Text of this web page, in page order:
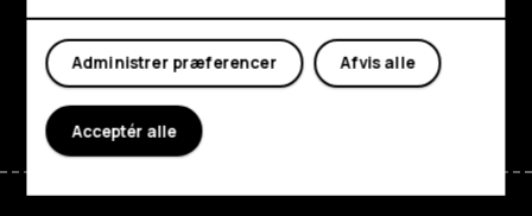
Min konto
Support
FacebookInstagram
TiktokYoutubeLinkedinDiscord
Afvis alle
Administrer præferencer
Acceptér alle